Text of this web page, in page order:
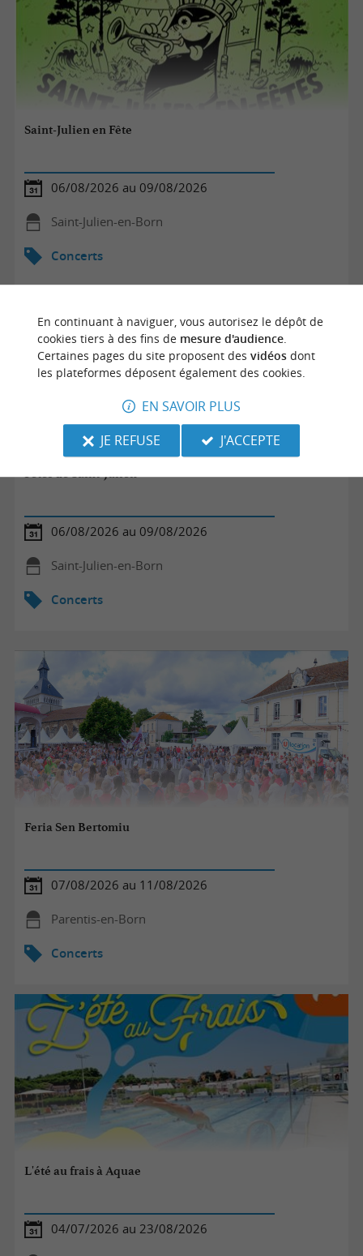
Saint-Julien en Fête
06/08/2026 au 09/08/2026
Saint-Julien-en-Born
Concerts
Fêtes de Saint-Julien
06/08/2026 au 09/08/2026
Saint-Julien-en-Born
Concerts
Feria Sen Bertomiu
07/08/2026 au 11/08/2026
Parentis-en-Born
Concerts
L'été au frais à Aquae
04/07/2026 au 23/08/2026
En continuant à naviguer, vous autorisez le dépôt de
cookies tiers à des fins de mesure d'audience.
Certaines pages du site proposent des vidéosdont
les plateformes déposent également des cookies.
EN SAVOIR PLUS
JE REFUSE
J'ACCEPTE